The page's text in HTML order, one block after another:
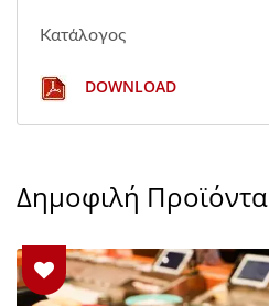
Κατάλογος
DOWNLOAD
Δημοφιλή Προϊόντα